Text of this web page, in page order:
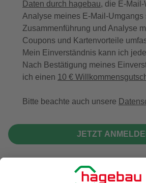
Daten durch hagebau, die E-
Analyse meines E-Mail-Umgangs
Zusammenführung und Analyse
Coupons und Kartenvorteile
Mein Einverständnis kann ich
Nach Bestätigung meines
ich einen 10 €
Bitte beachte auch unsere
JETZT